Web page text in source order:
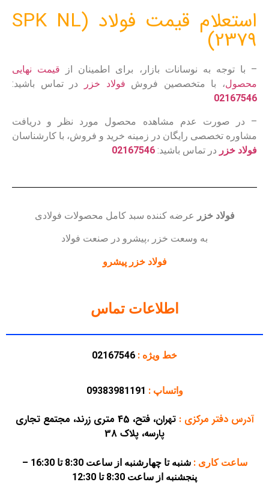
استعلام قیمت فولاد SPK NL)
2379)
– با توجه به نوسانات بازار، برای اطمینان از قیمت نهایی
محصول، با متخصصین فروش فولاد خزر
در تماس باشید:
02167546
– در صورت عدم مشاهده محصول مورد نظر و دریافت
مشاوره تخصصی رایگان در زمینه خرید و فروش، با کارشناسان
فولاد خزر در تماس باشید: 02167546
فولاد خزر عرضه کننده سبد کامل محصولات فولادی
به وسعت خزر ،پیشرو در صنعت فولاد
فولاد خزر پیشرو
اطلاعات تماس
خط ویژه : 02167546
واتساپ : 09383981191
آدرس دفتر مرکزی:
تهران، فتح، 45 متری زرند، مجتمع تجاری
پارسه، پلاک 38
ساعت کاری :
شنبه تا چهارشنبه از ساعت 8:30 تا 16:30 –
پنجشنبه از ساعت 8:30 تا 12:30